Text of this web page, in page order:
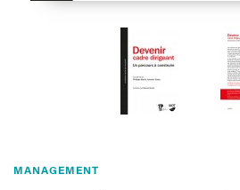
MANAGEMENT